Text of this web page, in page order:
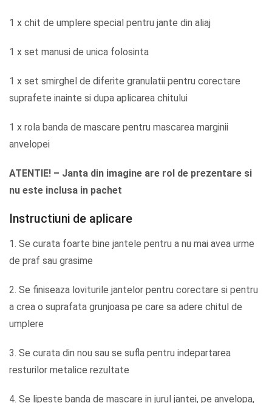
1 x chit de umplere special pentru jante din aliaj
1 x set manusi de unica folosinta
1 x set smirghel de diferite granulatii pentru corectare
suprafete inainte si dupa aplicarea chitului
1 x rola banda de mascare pentru mascarea marginii
anvelopei
ATENTIE! – Janta din imagine are rol de prezentare si
nu este inclusa in pachet
Instructiuni de aplicare
1. Se curata foarte bine jantele pentru a nu mai avea urme
de praf sau grasime
2. Se finiseaza loviturile jantelor pentru corectare si pentru
a crea o suprafata grunjoasa pe care sa adere chitul de
umplere
3. Se curata din nou sau se sufla pentru indepartarea
resturilor metalice rezultate
4. Se lipeste banda de mascare in jurul jantei, pe anvelopa,